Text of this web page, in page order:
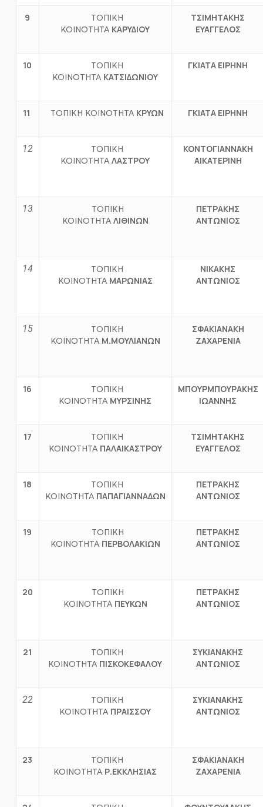
9
ΤΟΠΙΚΗ
ΚΟΙΝΟΤΗΤΑ ΚΑΡΥΔΙΟΥ
ΤΣΙΜΗΤΑΚΗΣ
ΕΥΑΓΓΕΛΟΣ
10
ΤΟΠΙΚΗ
ΚΟΙΝΟΤΗΤΑ ΚΑΤΣΙΔΩΝΙΟΥ
ΓΚΙΑΤΑ ΕΙΡΗΝΗ
11 ΤΟΠΙΚΗ ΚΟΙΝΟΤΗΤΑ ΚΡΥΩΝ ΓΚΙΑΤΑ ΕΙΡΗΝΗ
12
ΤΟΠΙΚΗ
ΚΟΙΝΟΤΗΤΑ ΛΑΣΤΡΟΥ
ΚΟΝΤΟΓΙΑΝΝΑΚΗ
ΑΙΚΑΤΕΡΙΝΗ
13
ΤΟΠΙΚΗ
ΚΟΙΝΟΤΗΤΑ ΛΙΘΙΝΩΝ
ΠΕΤΡΑΚΗΣ
ΑΝΤΩΝΙΟΣ
14
ΤΟΠΙΚΗ
ΚΟΙΝΟΤΗΤΑ ΜΑΡΩΝΙΑΣ
ΝΙΚΑΚΗΣ
ΑΝΤΩΝΙΟΣ
15
ΤΟΠΙΚΗ
ΚΟΙΝΟΤΗΤΑ Μ.ΜΟΥΛΙΑΝΩΝ
ΣΦΑΚΙΑΝΑΚΗ
ΖΑΧΑΡΕΝΙΑ
16
ΤΟΠΙΚΗ
ΚΟΙΝΟΤΗΤΑ ΜΥΡΣΙΝΗΣ
ΜΠΟΥΡΜΠΟΥΡΑΚΗΣ
ΙΩΑΝΝΗΣ
17
ΤΟΠΙΚΗ
ΚΟΙΝΟΤΗΤΑ ΠΑΛΑΙΚΑΣΤΡΟΥ
ΤΣΙΜΗΤΑΚΗΣ
ΕΥΑΓΓΕΛΟΣ
18
ΤΟΠΙΚΗ
ΚΟΙΝΟΤΗΤΑ ΠΑΠΑΓΙΑΝΝΑΔΩΝ
ΠΕΤΡΑΚΗΣ
ΑΝΤΩΝΙΟΣ
19
ΤΟΠΙΚΗ
ΚΟΙΝΟΤΗΤΑ ΠΕΡΒΟΛΑΚΙΩΝ
ΠΕΤΡΑΚΗΣ
ΑΝΤΩΝΙΟΣ
20
ΤΟΠΙΚΗ
ΚΟΙΝΟΤΗΤΑ ΠΕΥΚΩΝ
ΠΕΤΡΑΚΗΣ
ΑΝΤΩΝΙΟΣ
21
ΤΟΠΙΚΗ
ΚΟΙΝΟΤΗΤΑ ΠΙΣΚΟΚΕΦΑΛΟΥ
ΣΥΚΙΑΝΑΚΗΣ
ΑΝΤΩΝΙΟΣ
22
ΤΟΠΙΚΗ
ΚΟΙΝΟΤΗΤΑ ΠΡΑΙΣΣΟΥ
ΣΥΚΙΑΝΑΚΗΣ
ΑΝΤΩΝΙΟΣ
23
ΤΟΠΙΚΗ
ΚΟΙΝΟΤΗΤΑ Ρ.ΕΚΚΛΗΣΙΑΣ
ΣΦΑΚΙΑΝΑΚΗ
ΖΑΧΑΡΕΝΙΑ